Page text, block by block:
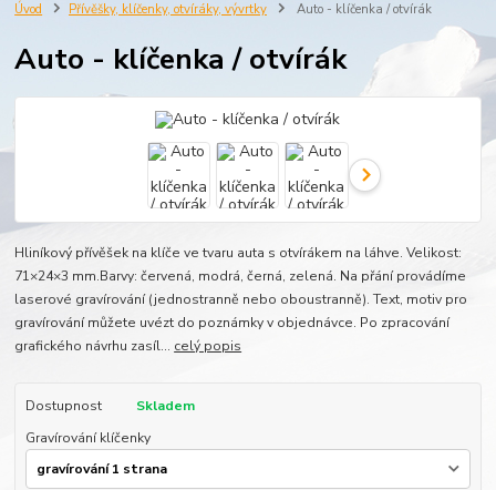
Úvod Přívěšky, klíčenky, otvíráky, vývrtky Auto - klíčenka / otvírák
Auto - klíčenka / otvírák
Hliníkový přívěšek na klíče ve tvaru auta s otvírákem na láhve. Velikost:
71×24×3 mm.Barvy: červená, modrá, černá, zelená. Na přání provádíme
laserové gravírování (jednostranně nebo oboustranně). Text, motiv pro
gravírování můžete uvézt do poznámky v objednávce. Po zpracování
grafického návrhu zasíl... celý popis
Dostupnost
Skladem
Gravírování klíčenky